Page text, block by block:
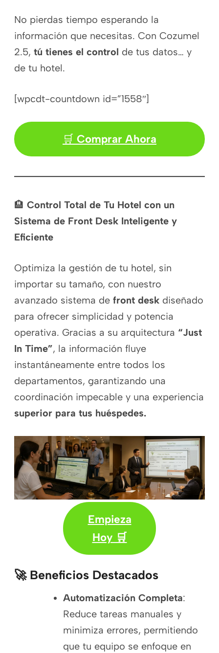
No pierdas tiempo esperando la
información que necesitas. Con Cozumel
2.5, tú tienes el control de tus datos… y
de tu hotel.
[wpcdt-countdown id=”1558″]
🛒 Comprar Ahora
🏨 Control Total de Tu Hotel con un
Sistema de Front Desk Inteligente y
Eficiente
Optimiza la gestión de tu hotel, sin
importar su tamaño, con nuestro
avanzado sistema de front desk diseñado
para ofrecer simplicidad y potencia
operativa. Gracias a su arquitectura “Just
In Time”, la información fluye
instantáneamente entre todos los
departamentos, garantizando una
coordinación impecable y una experiencia
superior para tus huéspedes.
Empieza
Hoy 🛒
🚀 Beneficios Destacados
Automatización Completa:
Reduce tareas manuales y
minimiza errores, permitiendo
que tu equipo se enfoque en